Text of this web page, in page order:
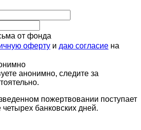
от фонда
оферту и даю согласие на
анонимно, следите за
пожертвовании поступает
банковских дней.